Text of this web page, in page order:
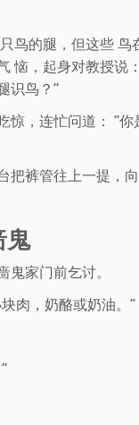
鸟的腿，但这些 鸟
恼，起身对教授说
识鸟？”
惊，连忙问道： “
把裤管往上一提，
鬼
家门前乞讨。
肉，奶酪或奶油。”